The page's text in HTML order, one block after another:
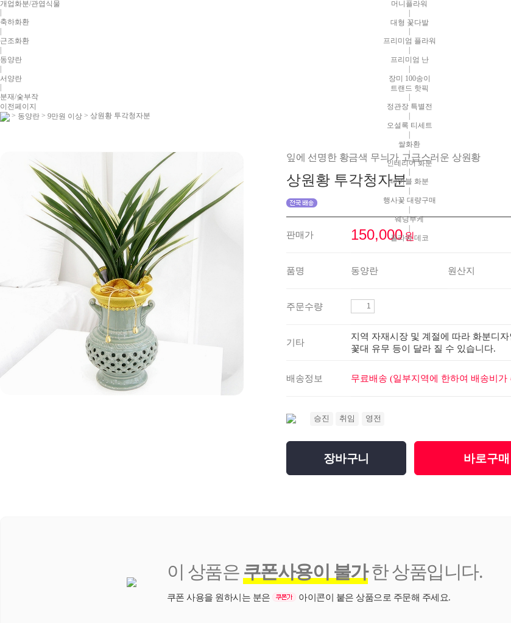
머니플라워
|
대형 꽃다발
프리미엄 플라워
프리미엄 난
|
장미 100송이
트랜드 핫픽
정관장 특별전
오설록 티세트
|
쌀화환
|
인테리어 화분
테이블 화분
행사꽃 대량구매
|
웨딩부케
|
플라워 데코
개업화분/관엽식물
축하화환
근조화환
|
동양란
|
서양란
분재/숯부작
이전페이지
> 동양란 > 9만원 이상 > 상원황 투각청자분
잎에 선명한 황금색 무늬가 고급스러운 상원황
상원황 투각청자분
판매가 150,000원
품명 동양란 원산지
주문수량
기타
지역 자재시장 및 계절에 따라 화분디
꽃대 유무 등이 달라 질 수 있습니다.
배송정보 무료배송 (일부지역에 한하여 배송비가
승진 취임 영전
장바구니 바로구매
이 상품은 쿠폰사용이 불가한 상품입니다.
쿠폰 사용을 원하시는 분은 아이콘이 붙은 상품으로 주문해 주세요.